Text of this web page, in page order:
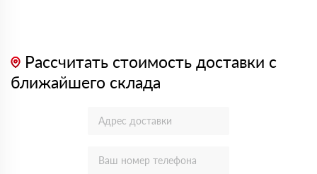
Рассчитать стоимость доставки с
ближайшего склада